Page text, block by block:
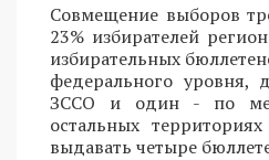
Совмещение выборов
23% избирателей
избирательных
федерального
ЗССО и один - по
остальных
выдавать четыре